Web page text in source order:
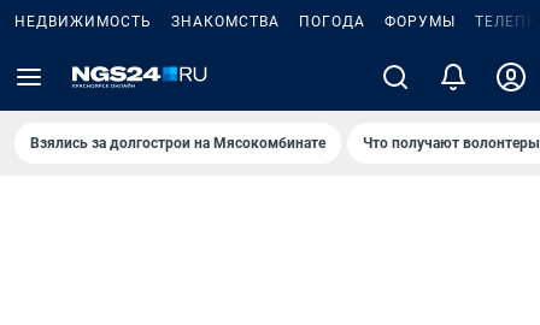
НЕДВИЖИМОСТЬ ЗНАКОМСТВА ПОГОДА ФОРУМЫ
Взялись за долгострои на Мясокомбинате Что получают